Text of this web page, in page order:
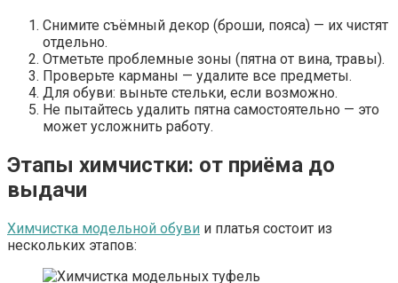
Снимите съёмный декор (броши, пояса) — их чистят
отдельно.
Отметьте проблемные зоны (пятна от вина, травы).
Проверьте карманы — удалите все предметы.
Для обуви: выньте стельки, если возможно.
Не пытайтесь удалить пятна самостоятельно — это
может усложнить работу.
Этапы химчистки: от приёма до
выдачи
Химчистка модельной обуви и платья состоит из
нескольких этапов: